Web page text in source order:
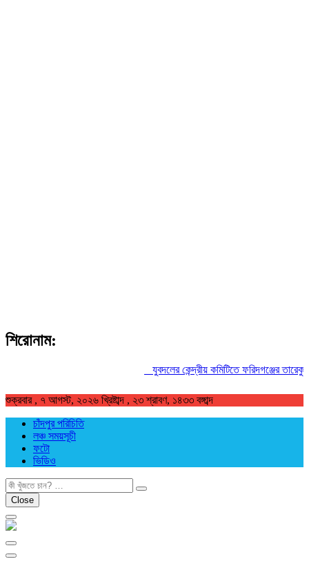
শিরোনাম:
যুবদলের কেন্দ্রীয় কমিটিতে ফরিদগঞ্জের তারেকুর
শুক্রবার , ৭ আগস্ট, ২০২৬ খ্রিষ্টাব্দ , ২৩ শ্রাবণ, ১৪৩৩ বঙ্গাব্দ
চাঁদপুর পরিচিতি
লঞ্চ সময়সূচী
ফটো
ভিডিও
খুজুন
Close